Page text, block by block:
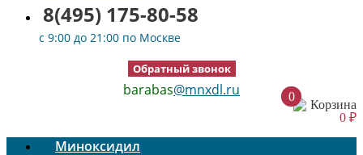
8(495) 175-80-58
c 9:00 до 21:00 по Москве
Обратный звонок
barabas@mnxdl.ru 0
Корзина
0 ₽
Миноксидил